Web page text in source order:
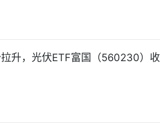
升，光伏ETF富国（560230）收